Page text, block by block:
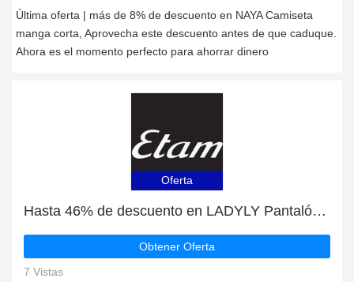
Última oferta | más de 8% de descuento en NAYA Camiseta
manga corta, Aprovecha este descuento antes de que caduque.
Ahora es el momento perfecto para ahorrar dinero
Oferta
Hasta 46% de descuento en LADYLY Pantalón corto de satén por tiempo limitado
Obtener Oferta
7 Vistas